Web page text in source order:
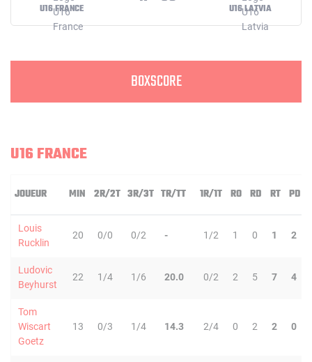
U16 FRANCE U16 LATVIA
BOXSCORE
U16 FRANCE
JOUEUR MIN 2R/2T 3R/3T TR/TT 1R/1T RO RD RT PD
Louis
Rucklin
20 0/0 0/2 - 1/2 1 0 1 2
Ludovic
Beyhurst
22 1/4 1/6 20.0 0/2 2 5 7 4
Tom
Wiscart
Goetz
13 0/3 1/4 14.3 2/4 0 2 2 0